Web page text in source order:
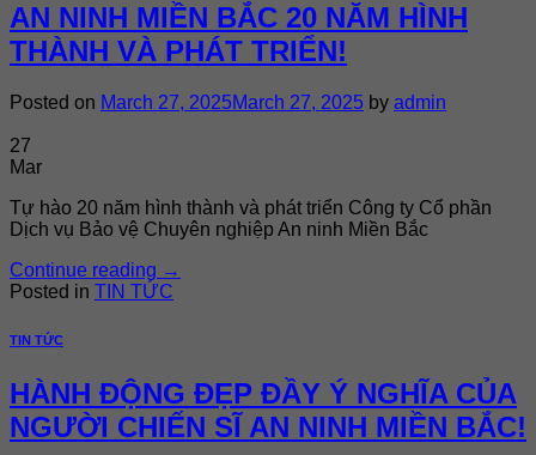
AN NINH MIỀN BẮC 20 NĂM HÌNH
THÀNH VÀ PHÁT TRIỂN!
Posted on March 27, 2025March 27, 2025 by admin
27
Mar
Tự hào 20 năm hình thành và phát triển Công ty Cổ phần
Dịch vụ Bảo vệ Chuyên nghiệp An ninh Miền Bắc
Continue reading →
Posted in TIN TỨC
TIN TỨC
HÀNH ĐỘNG ĐẸP ĐẦY Ý NGHĨA CỦA
NGƯỜI CHIẾN SĨ AN NINH MIỀN BẮC!